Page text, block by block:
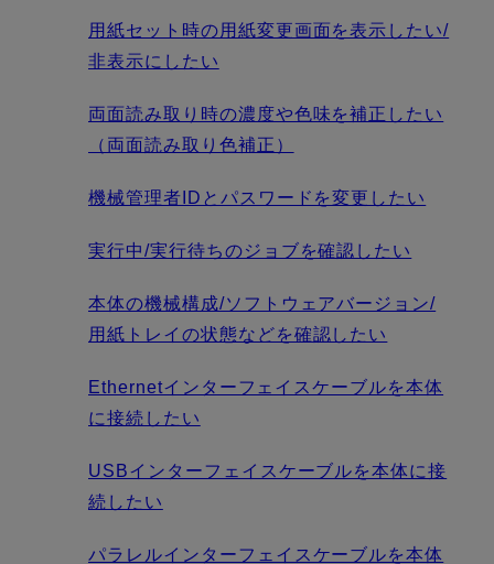
用紙セット時の用紙変更画面を表示したい/
非表示にしたい
両面読み取り時の濃度や色味を補正したい
（両面読み取り色補正）
機械管理者IDとパスワードを変更したい
実行中/実行待ちのジョブを確認したい
本体の機械構成/ソフトウェアバージョン/
用紙トレイの状態などを確認したい
Ethernetインターフェイスケーブルを本体
に接続したい
USBインターフェイスケーブルを本体に接
続したい
パラレルインターフェイスケーブルを本体